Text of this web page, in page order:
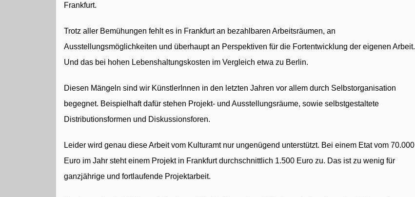
Frankfurt.
Trotz aller Bemühungen fehlt es in Frankfurt an bezahlbaren Arbeitsräumen, an
Ausstellungsmöglichkeiten und überhaupt an Perspektiven für die Fortentwicklung der eigenen Arbeit.
Und das bei hohen Lebenshaltungskosten im Vergleich etwa zu Berlin.
Diesen Mängeln sind wir KünstlerInnen in den letzten Jahren vor allem durch Selbstorganisation
begegnet. Beispielhaft dafür stehen Projekt- und Ausstellungsräume, sowie selbstgestaltete
Distributionsformen und Diskussionsforen.
Leider wird genau diese Arbeit vom Kulturamt nur ungenügend unterstützt. Bei einem Etat vom 70.000
Euro im Jahr steht einem Projekt in Frankfurt durchschnittlich 1.500 Euro zu. Das ist zu wenig für
ganzjährige und fortlaufende Projektarbeit.